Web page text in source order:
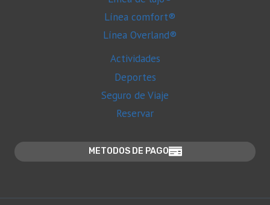
Línea comfort®
Línea Overland®
Actividades
Deportes
Seguro de Viaje
Reservar
METODOS DE PAGO